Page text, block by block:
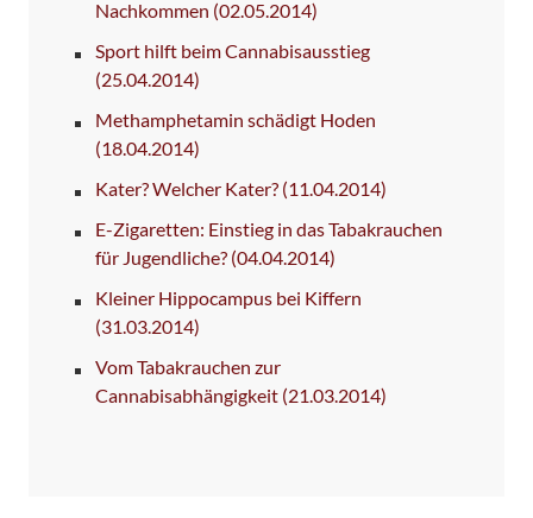
Nachkommen (02.05.2014)
Sport hilft beim Cannabisausstieg
(25.04.2014)
Methamphetamin schädigt Hoden
(18.04.2014)
Kater? Welcher Kater? (11.04.2014)
E-Zigaretten: Einstieg in das Tabakrauchen
für Jugendliche? (04.04.2014)
Kleiner Hippocampus bei Kiffern
(31.03.2014)
Vom Tabakrauchen zur
Cannabisabhängigkeit (21.03.2014)